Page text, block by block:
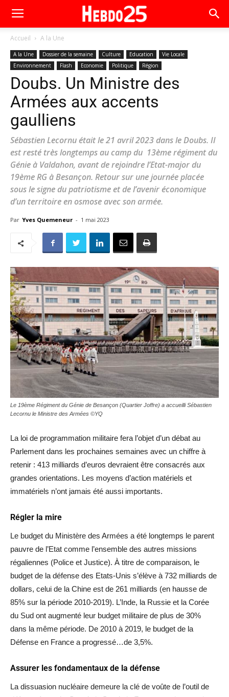
Accueil A la Une
A la Une Dossier de la semaine Culture Education
Vie Locale
Environnement
Flash Economie Politique Région
Doubs. Un Ministre des
Armées aux accents
gaulliens
Sébastien Lecornu était le 21 avril 2023 dans le Doubs. Il
est resté très longtemps au camp du 13ème régiment du
Génie à Valdahon, avant de rejoindre l’Etat-major du
19ème RG à Besançon. Retour sur une journée placée
sous le signe du patriotisme et de l’avenir économique
d’un territoire en osmose avec son armée.
Par Yves Quemeneur - 1 mai 2023
Le 19ème Régiment du Génie de Besançon (Quartier Joffre) a accueilli Sébastien
Lecornu le Ministre des Armées ©YQ
La loi de programmation militaire fera l’objet d’un débat au
Parlement dans les prochaines semaines avec un chiffre à
retenir : 413 milliards d’euros devraient être consacrés aux
grandes orientations. Les moyens d’action matériels et
immatériels n’ont jamais été aussi importants.
Régler la mire
Le budget du Ministère des Armées a été longtemps le parent
pauvre de l’Etat comme l’ensemble des autres missions
régaliennes (Police et Justice). À titre de comparaison, le
budget de la défense des Etats-Unis s’élève à 732 milliards de
dollars, celui de la Chine est de 261 milliards (en hausse de
85% sur la période 2010-2019). L’Inde, la Russie et la Corée
du Sud ont augmenté leur budget militaire de plus de 30%
dans la même période. De 2010 à 2019, le budget de la
Défense en France a progressé…de 3,5%.
Assurer les fondamentaux de la défense
La dissuasion nucléaire demeure la clé de voûte de l’outil de